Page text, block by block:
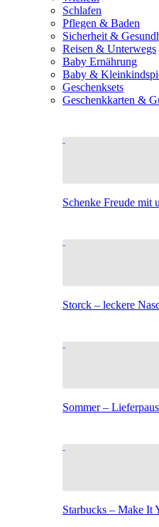
Schlafen
Pflegen & Baden
Sicherheit &
Reisen & Unterwegs
Baby Ernährung
Baby &
Geschenksets
Geschenkkarten &
Schenke Freude mit
Storck – leckere
Sommer –
Starbucks – Make It